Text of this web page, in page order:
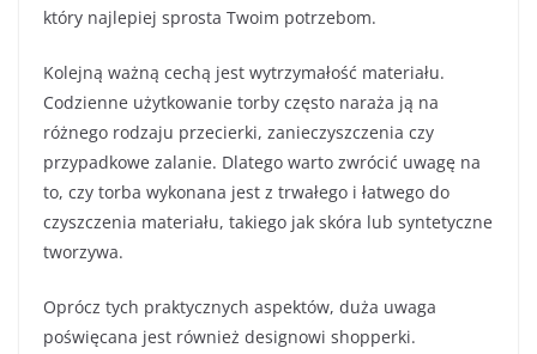
który najlepiej sprosta Twoim potrzebom.
Kolejną ważną cechą jest wytrzymałość materiału.
Codzienne użytkowanie torby często naraża ją na
różnego rodzaju przecierki, zanieczyszczenia czy
przypadkowe zalanie. Dlatego warto zwrócić uwagę na
to, czy torba wykonana jest z trwałego i łatwego do
czyszczenia materiału, takiego jak skóra lub syntetyczne
tworzywa.
Oprócz tych praktycznych aspektów, duża uwaga
poświęcana jest również designowi shopperki.